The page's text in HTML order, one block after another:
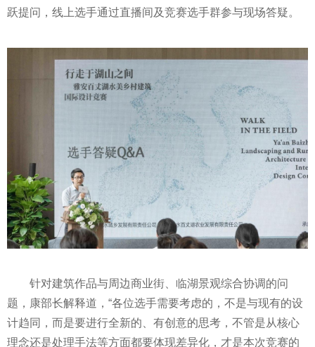
跃提问，线上选手通过直播间及竞赛选手群参与现场答疑。
针对建筑作品与周边商业街、临湖景观综合协调的问
题，康部长解释道，“各位选手需要考虑的，不是与现有的设
计趋同，而是要进行全新的、有创意的思考，不管是从核心
理念还是处理手法等方面都要体现差异化，才是本次竞赛的